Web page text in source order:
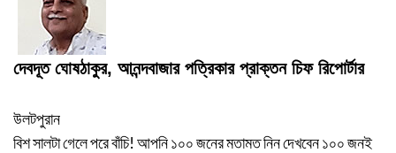
দেবদূত ঘোষঠাকুর, আনন্দবাজার পত্রিকার প্রাক্তন চিফ রিপোর্টার
উলটপুরান
বিশ সালটা গেলে পরে বাঁচি! আপনি ১০০ জনের মতামত নিন দেখবেন ১০০ জনই